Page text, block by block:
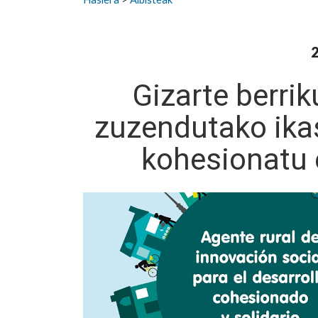
Gizarte
zuzendutako